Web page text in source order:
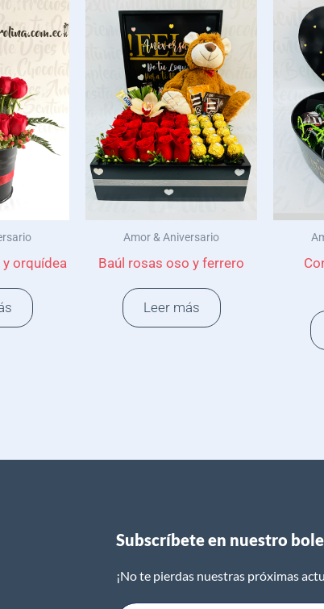
orquídea
Amor & Aniversario
Baúl rosas oso y ferrero
Leer más
Subscríbete en nuestro
¡No te pierdas nuestras próximas